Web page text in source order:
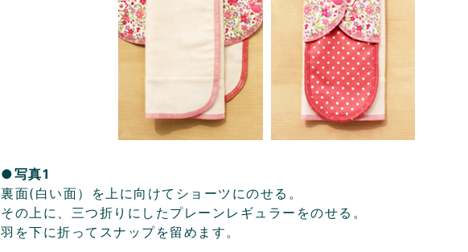
●写真1
裏面(白い面）を上に向けてショーツにのせる。
その上に、三つ折りにしたプレーンレギュラーをのせる。
羽を下に折ってスナップを留めます。